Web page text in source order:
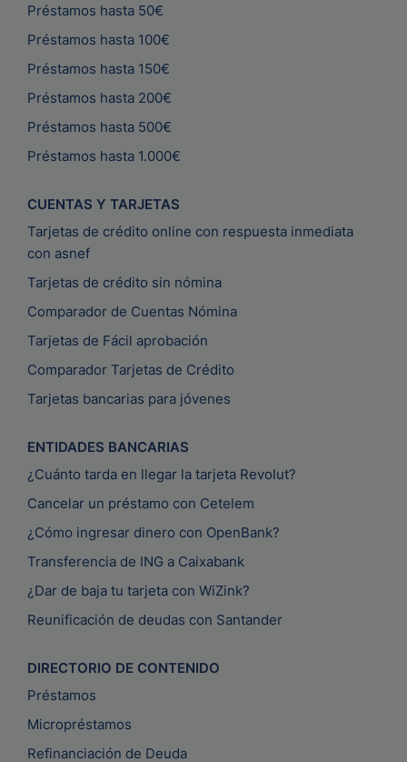
Préstamos hasta 50€
Préstamos hasta 100€
Préstamos hasta 150€
Préstamos hasta 200€
Préstamos hasta 500€
Préstamos hasta 1.000€
CUENTAS Y TARJETAS
Tarjetas de crédito online con respuesta inmediata
con asnef
Tarjetas de crédito sin nómina
Comparador de Cuentas Nómina
Tarjetas de Fácil aprobación
Comparador Tarjetas de Crédito
Tarjetas bancarias para jóvenes
ENTIDADES BANCARIAS
¿Cuánto tarda en llegar la tarjeta Revolut?
Cancelar un préstamo con Cetelem
¿Cómo ingresar dinero con OpenBank?
Transferencia de ING a Caixabank
¿Dar de baja tu tarjeta con WiZink?
Reunificación de deudas con Santander
DIRECTORIO DE CONTENIDO
Préstamos
Micropréstamos
Refinanciación de Deuda